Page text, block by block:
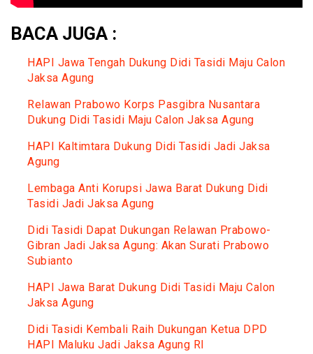
BACA JUGA :
HAPI Jawa Tengah Dukung Didi Tasidi Maju Calon
Jaksa Agung
Relawan Prabowo Korps Pasgibra Nusantara
Dukung Didi Tasidi Maju Calon Jaksa Agung
HAPI Kaltimtara Dukung Didi Tasidi Jadi Jaksa
Agung
Lembaga Anti Korupsi Jawa Barat Dukung Didi
Tasidi Jadi Jaksa Agung
Didi Tasidi Dapat Dukungan Relawan Prabowo-
Gibran Jadi Jaksa Agung: Akan Surati Prabowo
Subianto
HAPI Jawa Barat Dukung Didi Tasidi Maju Calon
Jaksa Agung
Didi Tasidi Kembali Raih Dukungan Ketua DPD
HAPI Maluku Jadi Jaksa Agung RI